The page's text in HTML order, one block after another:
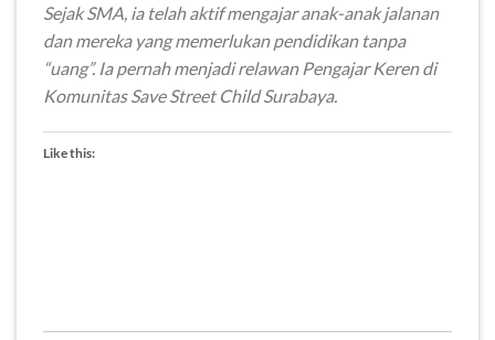
Sejak SMA, ia telah aktif mengajar anak-anak jalanan
dan mereka yang memerlukan pendidikan tanpa
“uang”. Ia pernah menjadi relawan Pengajar Keren di
Komunitas Save Street Child Surabaya.
Like this: